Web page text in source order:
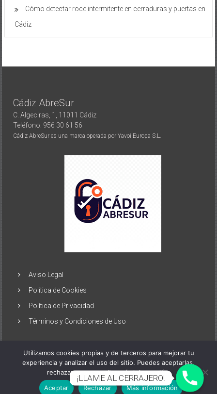
Cómo detectar roce intermitente en cerraduras y puertas en
Cádiz
Cádiz AbreSur
C. Algeciras, 1, 11011 Cádiz
Teléfono: 956 30 61 56
Cádiz AbreSur es una marca operada por Yavoi Europa S.L.
Aviso Legal
Política de Cookies
Política de Privacidad
Términos y Condiciones de Uso
Copyright © 2026Cerrajeros Cádiz. Todos los derechos
reservados. Tema: ColorNews por ThemeGrill. Funciona gracias a
Utilizamos cookies propias y de terceros para mejorar tu
experiencia y analizar el uso del sitio. Puedes aceptarlas,
rechazarlas o consultar más información.
Aceptar
Rechazar Más información
¡LLAME AL CERRAJERO!